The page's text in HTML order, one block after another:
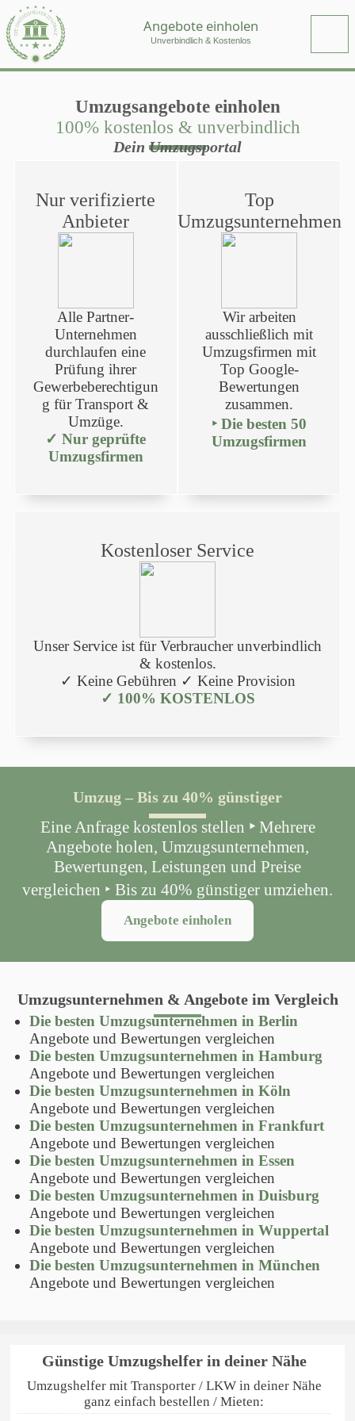
Angebote einholen
Unverbindlich & Kostenlos
Umzugsangebote einholen
100% kostenlos & unverbindlich
Dein Umzugsportal
Nur verifizierte
Anbieter
Alle Partner-
Unternehmen
durchlaufen eine
Prüfung ihrer
Gewerbeberechtigun
g für Transport &
Umzüge.
✓ Nur geprüfte
Umzugsfirmen
Top
Umzugsunternehmen
Wir arbeiten
ausschließlich mit
Umzugsfirmen mit
Top Google-
Bewertungen
zusammen.
‣ Die besten 50
Umzugsfirmen
Kostenloser Service
Unser Service ist für Verbraucher unverbindlich
& kostenlos.
✓ Keine Gebühren ✓ Keine Provision
✓ 100% KOSTENLOS
Umzug – Bis zu 40% günstiger
Eine Anfrage kostenlos stellen ‣Mehrere
Angebote holen, Umzugsunternehmen,
Bewertungen, Leistungen und Preise
vergleichen ‣ Bis zu 40% günstiger umziehen.
Angebote einholen
Umzugsunternehmen & Angebote im Vergleich
Die besten Umzugsunternehmen in Berlin
Angebote und Bewertungen vergleichen
Die besten Umzugsunternehmen in Hamburg
Angebote und Bewertungen vergleichen
Die besten Umzugsunternehmen in Köln
Angebote und Bewertungen vergleichen
Die besten Umzugsunternehmen in Frankfurt
Angebote und Bewertungen vergleichen
Die besten Umzugsunternehmen in Essen
Angebote und Bewertungen vergleichen
Die besten Umzugsunternehmen in Duisburg
Angebote und Bewertungen vergleichen
Die besten Umzugsunternehmen in Wuppertal
Angebote und Bewertungen vergleichen
Die besten Umzugsunternehmen in München
Angebote und Bewertungen vergleichen
Günstige Umzugshelfer in deiner Nähe
Umzugshelfer mit Transporter / LKW in deiner Nähe
ganz einfach bestellen / Mieten: